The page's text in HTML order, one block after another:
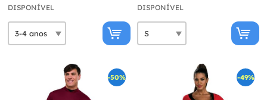
DISPONÍVEL DISPONÍVEL
-50% -49%